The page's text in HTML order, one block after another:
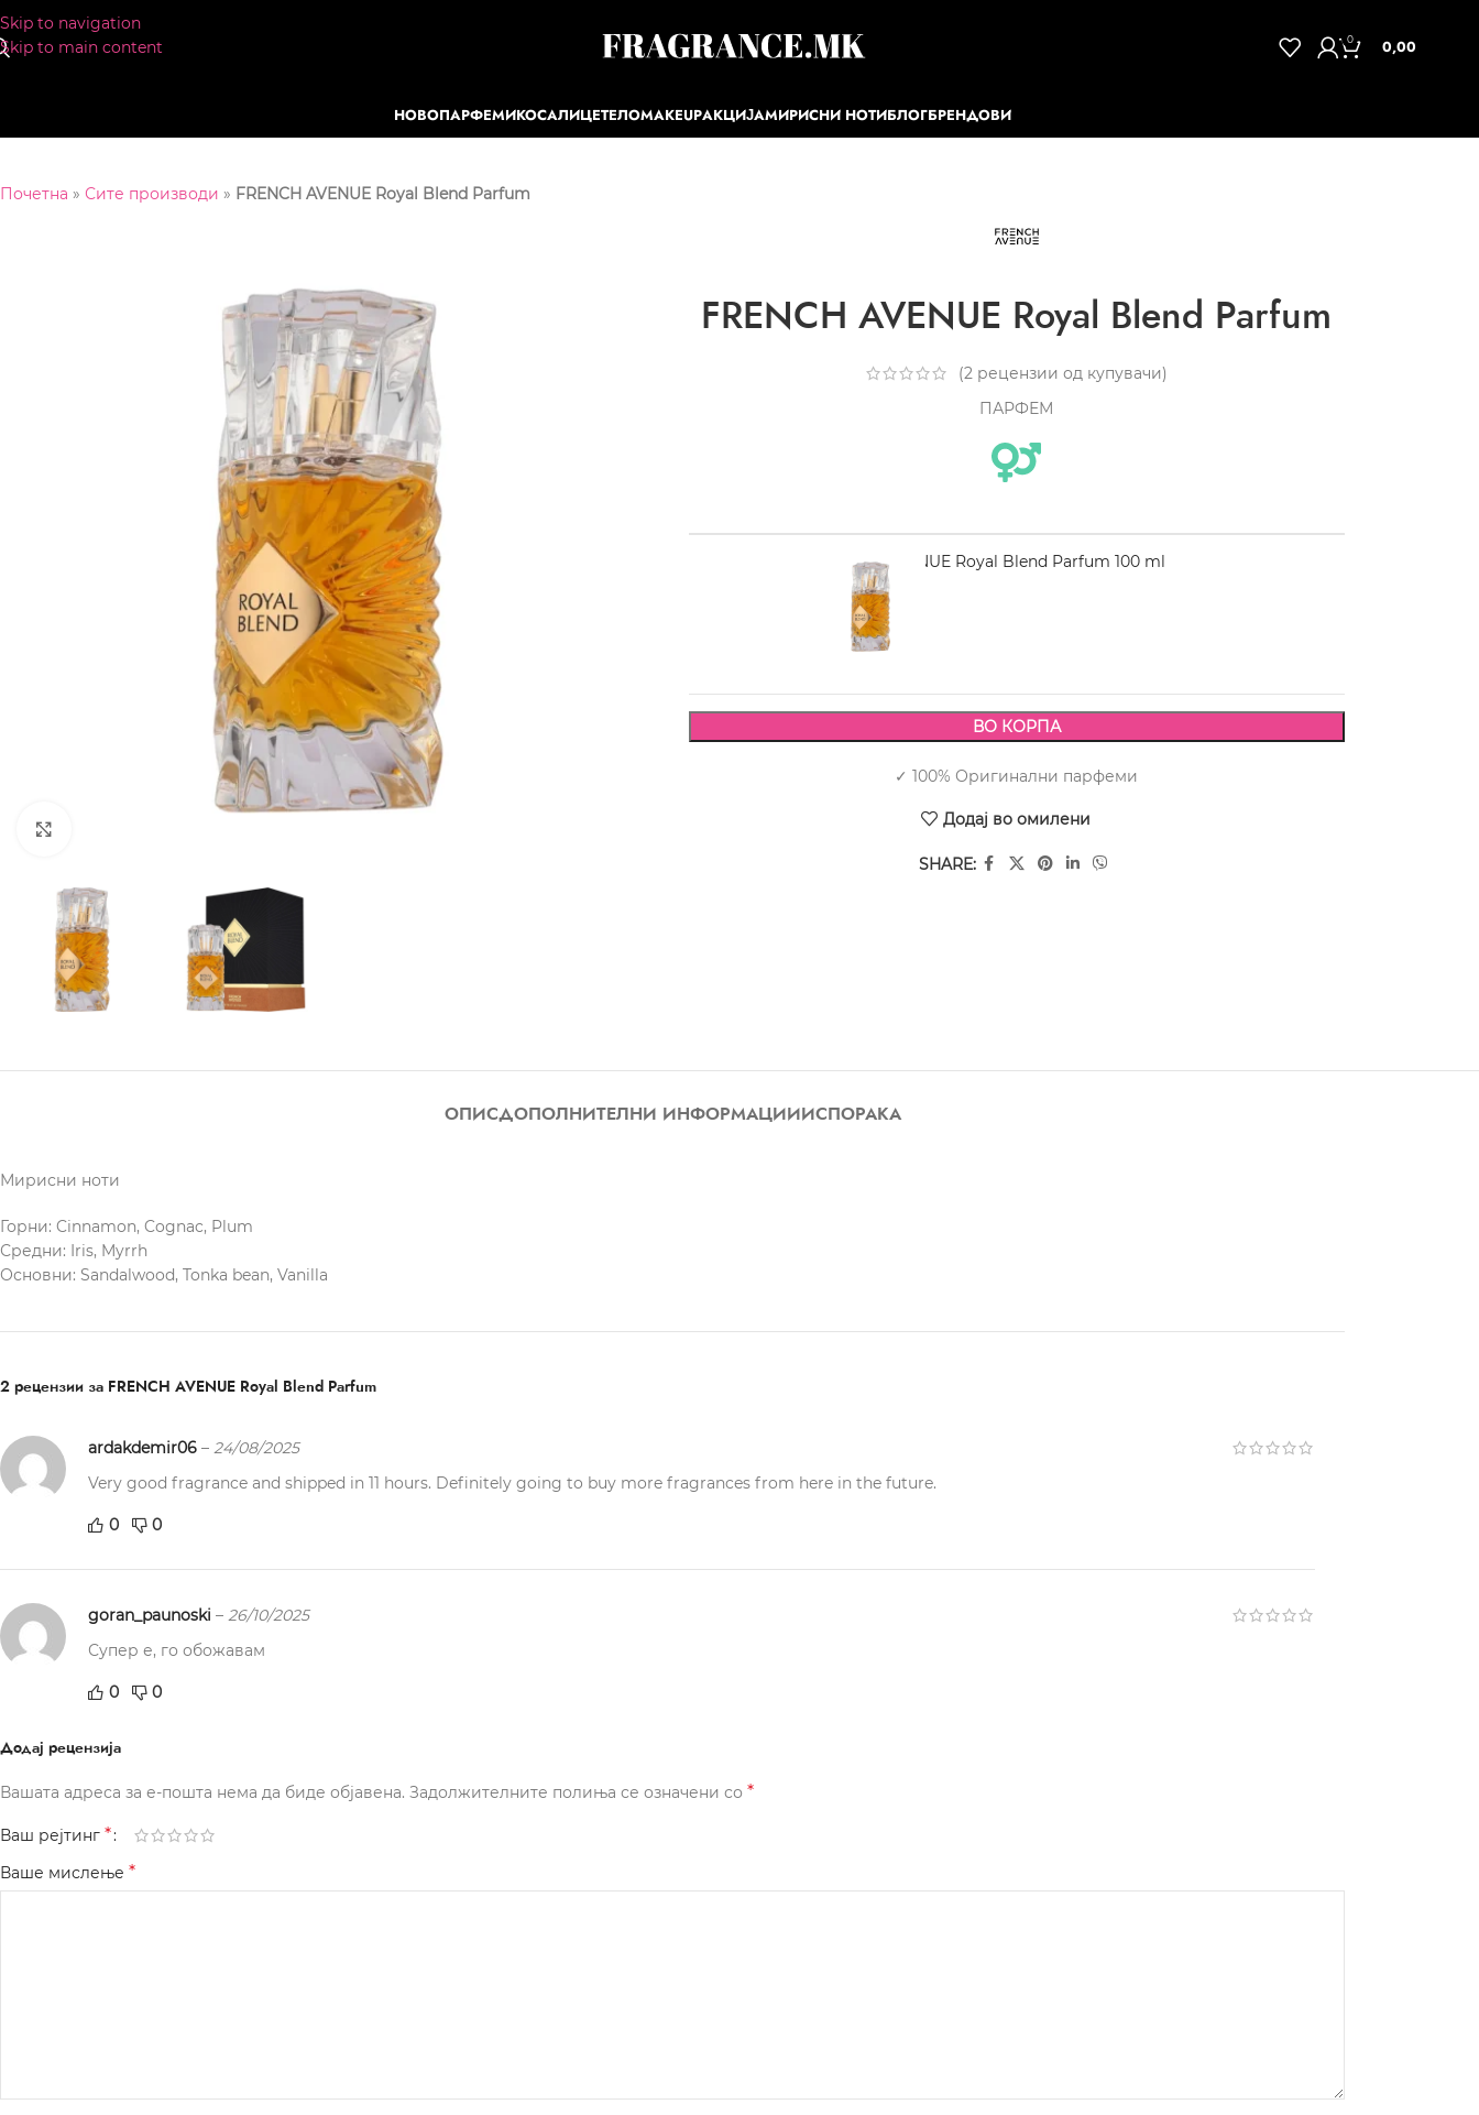
Skip to navigation
Skip to main content
0 0,00
НОВОПАРФЕМИКОСАЛИЦЕТЕЛОMAKEUPАКЦИЈАМИРИСНИ НОТИБЛОГБРЕНДОВИ
Почетна » Сите производи » FRENCH AVENUE Royal Blend Parfum
FRENCH AVENUE Royal Blend Parfum
(2рецензии од купувачи)
ПАРФЕМ
FRENCH AVENUE Royal Blend Parfum 100 ml
2.450,00
ВО КОРПА
✓ 100% Оригинални парфеми
Додај во омилени
SHARE:
ОПИСДОПОЛНИТЕЛНИ ИНФОРМАЦИИИСПОРАКА
Мирисни ноти
Горни: Cinnamon, Cognac, Plum
Средни: Iris, Myrrh
Основни: Sandalwood, Tonka bean, Vanilla
2 рецензии за FRENCH AVENUE Royal Blend Parfum
ardakdemir06 – 24/08/2025
Very good fragrance and shipped in 11 hours. Definitely going to buy more fragrances from here in the future.
0 0
goran_paunoski – 26/10/2025
Супер е, го обожавам
0 0
Додај рецензија
Вашата адреса за е-пошта нема да биде објавена. Задолжителните полиња се означени со *
Ваш рејтинг *
Ваше мислење *